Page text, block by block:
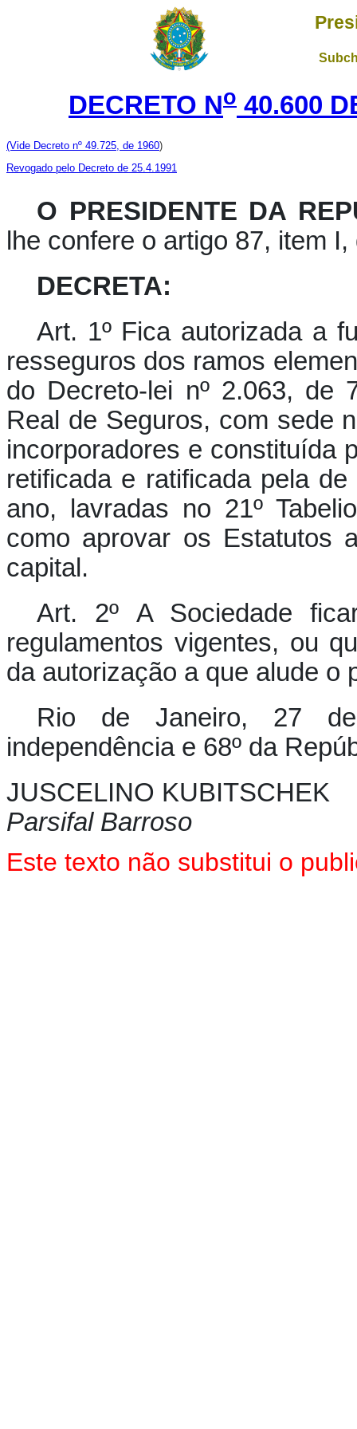
DECRETO No 40.600
(Vide Decreto nº 49.725, de 1960)
Revogado pelo Decreto de 25.4.1991
O PRESIDENTE DA
lhe confere o artigo 87, item
DECRETA:
Art. 1º Fica autorizada a
resseguros dos ramos
do Decreto-lei nº 2.063, de
Real de Seguros, com sede
incorporadores e constituída
retificada e ratificada pela
ano, lavradas no 21º
como aprovar os Estatutos
capital.
Art. 2º A Sociedade
regulamentos vigentes, ou
da autorização a que alude o
Rio de Janeiro, 27
independência e 68º da
JUSCELINO KUBITSCHEK
Parsifal Barroso
Este texto não substitui o